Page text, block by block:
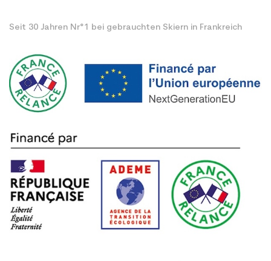
Seit 30 Jahren Nr°1 bei gebrauchten Skiern in Frankreich